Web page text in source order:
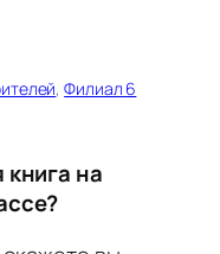
, Филиал 6
на